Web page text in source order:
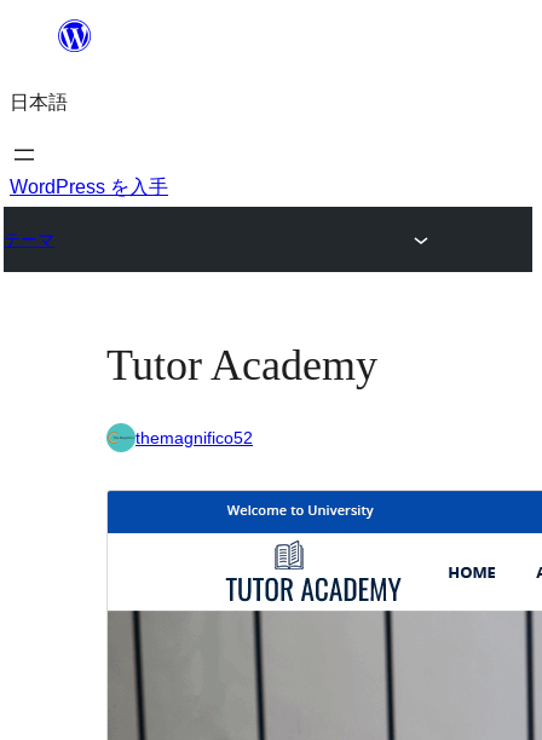
を
ス
キ
プ
日本語
WordPress を入手
テーマ
Tutor Academy
themagnifico52